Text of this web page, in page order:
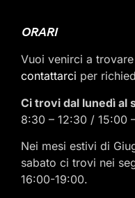
ORARI
Vuoi venirci a
contattarci per
Ci trovi dal lunedì al
8:30 – 12:30 / 15:00
Nei mesi estivi di
sabato ci trovi nei
16:00-19:00.